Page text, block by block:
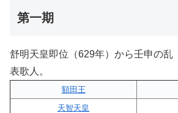
第一期
舒明天皇即位（629年）から壬申の乱
表歌人。
額田王
天智天皇